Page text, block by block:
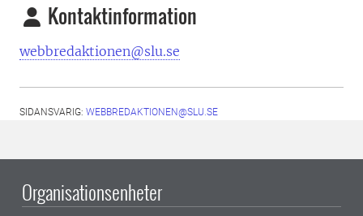
Kontaktinformation
webbredaktionen@slu.se
SIDANSVARIG: WEBBREDAKTIONEN@SLU.SE
Organisationsenheter